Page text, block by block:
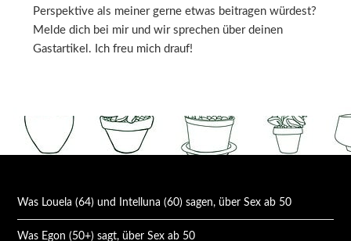
Perspektive als meiner gerne etwas beitragen würdest?
Melde dich bei mir und wir sprechen über deinen
Gastartikel. Ich freu mich drauf!
Was Louela (64) und Intelluna (60) sagen, über Sex ab 50
Was Egon (50+) sagt, über Sex ab 50